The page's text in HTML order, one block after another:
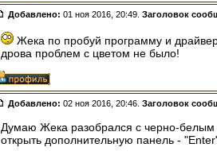
Добавлено: 01 ноя 2016, 20:49. Заголовок
Жека по пробуй программу и
дрова проблем с цветом не было!
Добавлено: 02 ноя 2016, 20:46. Заголовок
Думаю Жека разобрался с черно-
открыть дополнительную панель -